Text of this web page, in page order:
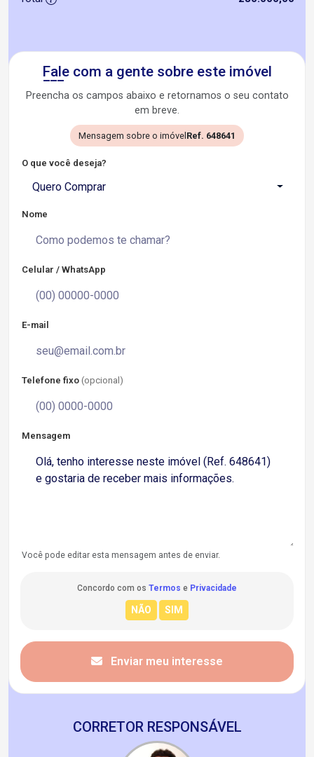
Fale com a gente sobre este imóvel
Preencha os campos abaixo e retornamos o seu contato
em breve.
Mensagem sobre o imóvelRef. 648641
O que você deseja?
Quero Comprar
Nome
Celular / WhatsApp
E-mail
Telefone fixo (opcional)
Mensagem
Você pode editar esta mensagem antes de enviar.
Concordo com os Termos e Privacidade
Enviar meu interesse
CORRETOR RESPONSÁVEL